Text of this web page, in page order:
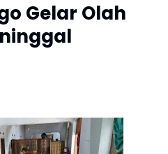
Gelar Olah